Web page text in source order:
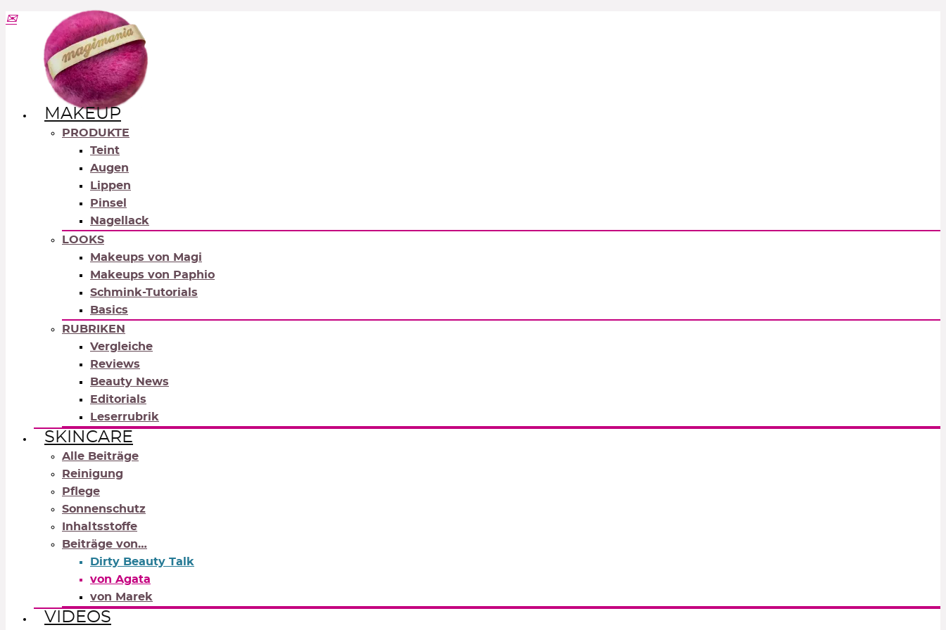
MAKEUP
PRODUKTE
Teint
Augen
Lippen
Pinsel
Nagellack
LOOKS
Makeups von Magi
Makeups von Paphio
Schmink-Tutorials
Basics
RUBRIKEN
Vergleiche
Reviews
Beauty News
Editorials
Leserrubrik
SKINCARE
Alle Beiträge
Reinigung
Pflege
Sonnenschutz
Inhaltsstoffe
Beiträge von…
Dirty Beauty Talk
von Agata
von Marek
VIDEOS